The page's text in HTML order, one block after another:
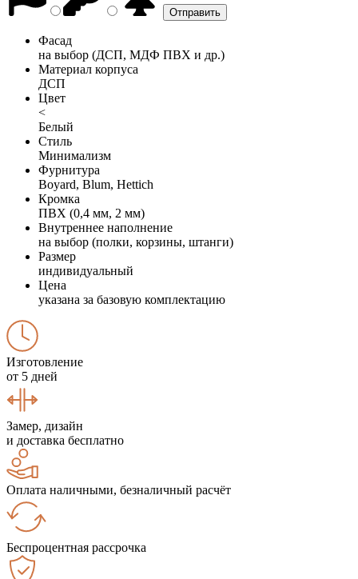
Фасад
на выбор (ДСП, МДФ ПВХ и др.)
Материал корпуса
ДСП
Цвет
<
Белый
Стиль
Минимализм
Фурнитура
Boyard, Blum, Hettich
Кромка
ПВХ (0,4 мм, 2 мм)
Внутреннее наполнение
на выбор (полки, корзины, штанги)
Размер
индивидуальный
Цена
указана за базовую комплектацию
Изготовление
от 5 дней
Замер, дизайн
и доставка бесплатно
Оплата наличными, безналичный расчёт
Беспроцентная рассрочка